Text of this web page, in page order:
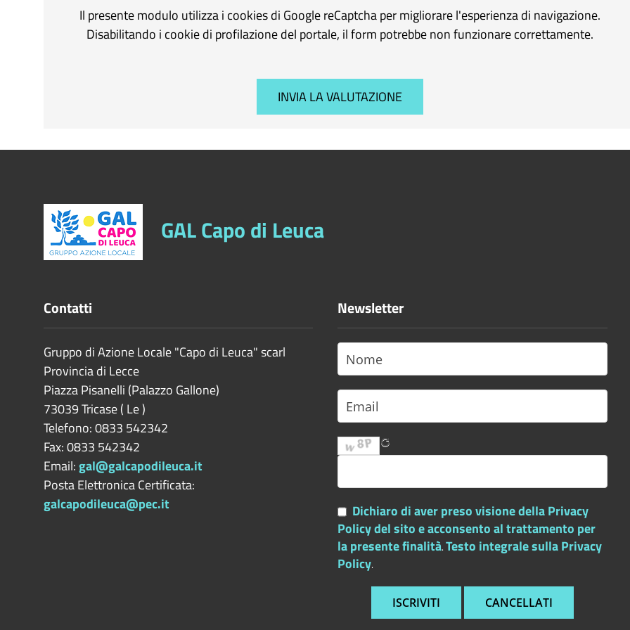
Il presente modulo utilizza i cookies di Google reCaptcha per migliorare l'esperienza di navigazione.
Disabilitando i cookie di profilazione del portale, il form potrebbe non funzionare correttamente.
GAL Capo di Leuca
Contatti
Gruppo di Azione Locale "Capo di Leuca" scarl
Provincia di Lecce
Piazza Pisanelli (Palazzo Gallone)
73039Tricase( Le)
Telefono: 0833 542342
Fax: 0833 542342
Email:gal@galcapodileuca.it
Posta Elettronica Certificata:
galcapodileuca@pec.it
Newsletter
Dichiaro di aver preso visione della Privacy
Policy del sito e acconsento al trattamento per
la presente finalità.Testo integrale sulla Privacy
Policy.